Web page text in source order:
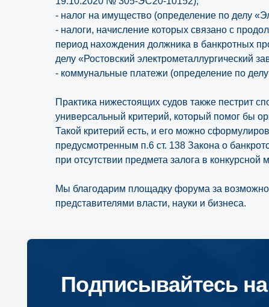
- налог на имущество (определение по делу
- налоги, начисление которых связано с
период нахождения должника в
делу «Ростовский электрометаллургический
- коммунальные платежи (определение по
Практика нижестоящих судов также пестрит
универсальный критерий, который помог бы
Такой критерий есть, и его можно
предусмотренным п.6 ст. 138 Закона о
при отсутствии предмета залога в конкурсной
Мы благодарим площадку форума за
представителями власти, науки и бизнеса.
Подписывайтесь на